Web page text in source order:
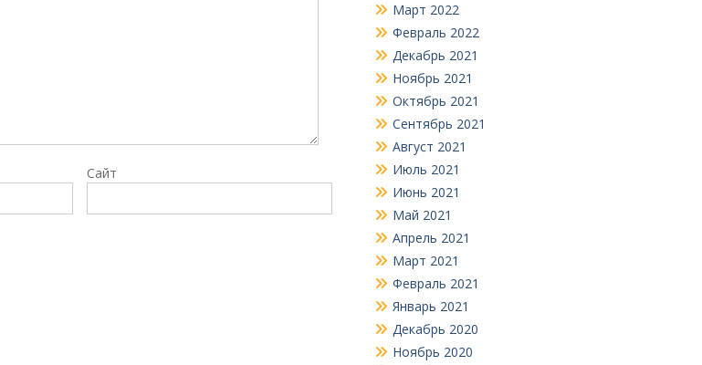
Сайт
Март 2022
Февраль 2022
Декабрь 2021
Ноябрь 2021
Октябрь 2021
Сентябрь 2021
Август 2021
Июль 2021
Июнь 2021
Май 2021
Апрель 2021
Март 2021
Февраль 2021
Январь 2021
Декабрь 2020
Ноябрь 2020